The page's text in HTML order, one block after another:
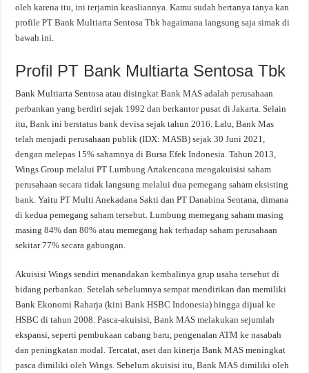
oleh karena itu, ini terjamin keasliannya. Kamu sudah bertanya tanya kan
profile PT Bank Multiarta Sentosa Tbk bagaimana langsung saja simak di
bawah ini.
Profil PT Bank Multiarta Sentosa Tbk
Bank Multiarta Sentosa atau disingkat Bank MAS adalah perusahaan
perbankan yang berdiri sejak 1992 dan berkantor pusat di Jakarta. Selain
itu, Bank ini berstatus bank devisa sejak tahun 2016. Lalu, Bank Mas
telah menjadi perusahaan publik (IDX: MASB) sejak 30 Juni 2021,
dengan melepas 15% sahamnya di Bursa Efek Indonesia. Tahun 2013,
Wings Group melalui PT Lumbung Artakencana mengakuisisi saham
perusahaan secara tidak langsung melalui dua pemegang saham eksisting
bank. Yaitu PT Multi Anekadana Sakti dan PT Danabina Sentana, dimana
di kedua pemegang saham tersebut. Lumbung memegang saham masing
masing 84% dan 80% atau memegang hak terhadap saham perusahaan
sekitar 77% secara gabungan.
Akuisisi Wings sendiri menandakan kembalinya grup usaha tersebut di
bidang perbankan. Setelah sebelumnya sempat mendirikan dan memiliki
Bank Ekonomi Raharja (kini Bank HSBC Indonesia) hingga dijual ke
HSBC di tahun 2008. Pasca-akuisisi, Bank MAS melakukan sejumlah
ekspansi, seperti pembukaan cabang baru, pengenalan ATM ke nasabah
dan peningkatan modal. Tercatat, aset dan kinerja Bank MAS meningkat
pasca dimiliki oleh Wings. Sebelum akuisisi itu, Bank MAS dimiliki oleh